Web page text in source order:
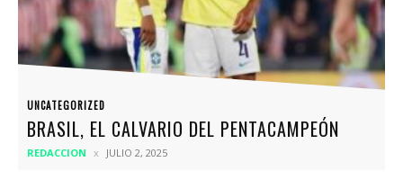
UNCATEGORIZED
BRASIL, EL CALVARIO DEL PENTACAMPEÓN
REDACCION JULIO 2, 2025